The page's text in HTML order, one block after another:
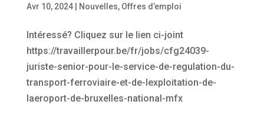
Avr 10, 2024| Nouvelles, Offres d’emploi
Intéressé? Cliquez sur le lien ci-joint
https://travaillerpour.be/fr/jobs/cfg24039-
juriste-senior-pour-le-service-de-regulation-du-
transport-ferroviaire-et-de-lexploitation-de-
laeroport-de-bruxelles-national-mfx